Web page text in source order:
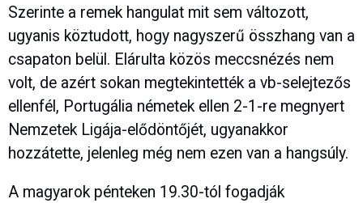
Szerinte a remek hangulat mit sem változott,
ugyanis köztudott, hogy nagyszerű összhang van a
csapaton belül. Elárulta közös meccsnézés nem
volt, de azért sokan megtekintették a vb-selejtezős
ellenfél, Portugália németek ellen 2-1-re megnyert
Nemzetek Ligája-elődöntőjét, ugyanakkor
hozzátette, jelenleg még nem ezen van a hangsúly.
A magyarok pénteken 19.30-tól fogadják